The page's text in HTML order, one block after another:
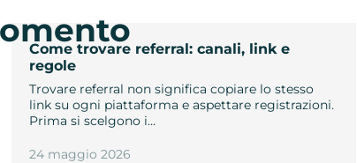
Come trovare referral: canali, link e
regole
Trovare referral non significa copiare lo stesso
link su ogni piattaforma e aspettare registrazioni.
Prima si scelgono i…
24 maggio 2026